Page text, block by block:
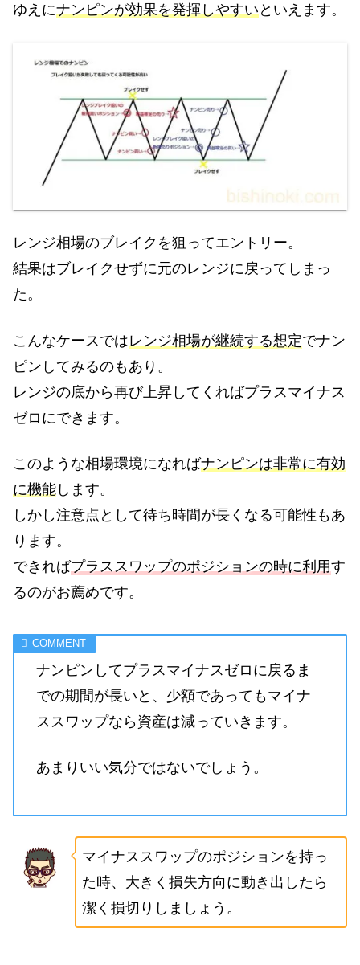
ゆえにナンピンが効果を発揮しやすい といえます。
レンジ相場のブレイクを狙ってエントリー。
結果はブレイクせずに元のレンジに戻ってしまっ
た。
こんなケースではレンジ相場が継続する想定でナン
ピンしてみるのもあり。
レンジの底から再び上昇してくればプラスマイナス
ゼロにできます。
このような相場環境になればナンピンは非常に有効
に機能 します。
しかし注意点として待ち時間が長くなる可能性もあ
ります。
できればプラススワップのポジションの時に利用す
るのがお薦めです。
ナンピンしてプラスマイナスゼロに戻るま
での期間が長いと、少額であってもマイナ
ススワップなら資産は減っていきます。
あまりいい気分ではないでしょう。
マイナススワップのポジションを持っ
た時、大きく損失方向に動き出したら
潔く損切りしましょう。